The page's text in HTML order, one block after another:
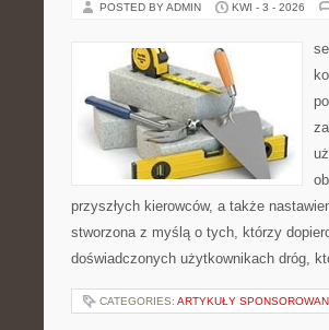
POSTED BY ADMIN KWI - 3 - 2026
przyszłych kierowców, a także
stworzona z myślą o tych, którzy
doświadczonych użytkownikach dróg,
CATEGORIES: ARTYKUŁY